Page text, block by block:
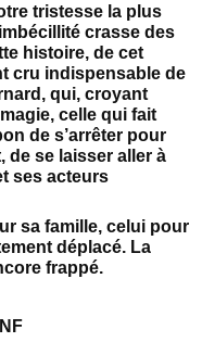
tristesse la plus
crasse des
histoire, de cet
cru indispensable de
qui, croyant
celle qui fait
de s’arrêter pour
de se laisser aller à
ses acteurs
sa famille, celui pour
déplacé. La
frappé.